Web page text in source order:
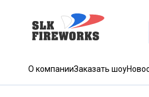
О компанииЗаказать шоу